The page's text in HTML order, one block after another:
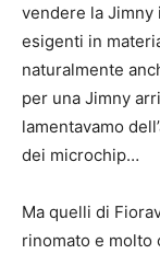
vendere la Jimny
esigenti in
naturalmente
per una Jimny
lamentavamo
dei microchip…
Ma quelli di
rinomato e molto